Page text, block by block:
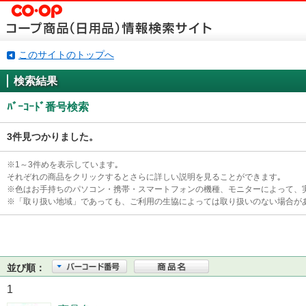
このサイトのトップへ
検索結果
ﾊﾞｰｺｰﾄﾞ番号検索
3件見つかりました。
※1～3件めを表示しています｡
それぞれの商品をクリックするとさらに詳しい説明を見ることができます｡
※色はお手持ちのパソコン・携帯・スマートフォンの機種、モニターによって、
※「取り扱い地域」であっても、ご利用の生協によっては取り扱いのない場合が
並び順：
1